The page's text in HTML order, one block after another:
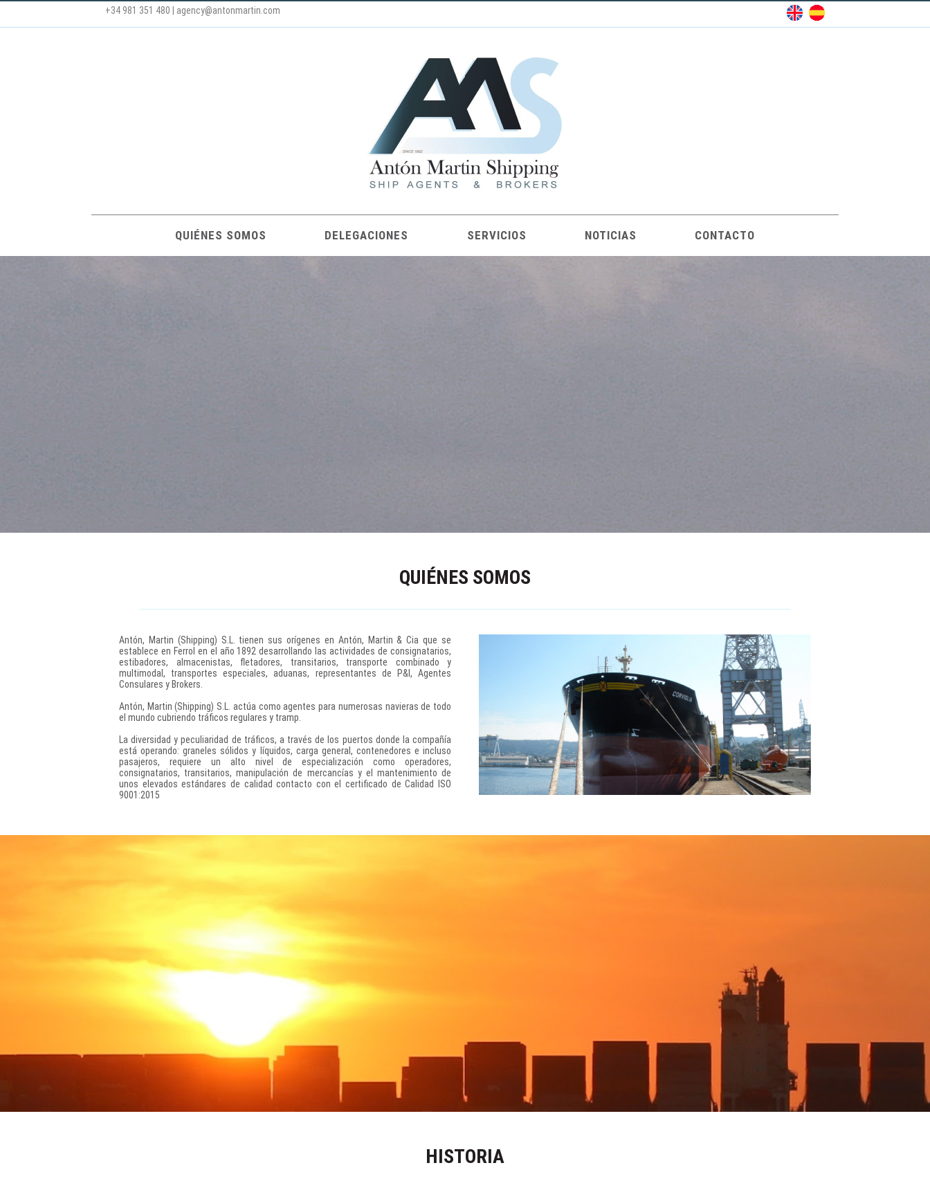
+34 981 351 480 agency@antonmartin.com
QUIÉNES SOMOS DELEGACIONES SERVICIOS NOTICIAS CONTACTO
QUIÉNES SOMOS
Antón, Martin (Shipping) S.L. tienen sus orígenes en Antón, Martin & Cia que se
establece en Ferrol en el año 1892 desarrollando las actividades de consignatarios,
estibadores, almacenistas, fletadores, transitarios, transporte combinado y
multimodal, transportes especiales, aduanas, representantes de P&I, Agentes
Consulares y Brokers.
Antón, Martin (Shipping) S.L. actúa como agentes para numerosas navieras de todo
el mundo cubriendo tráficos regulares y tramp.
La diversidad y peculiaridad de tráficos, a través de los puertos donde la compañía
está operando: graneles sólidos y líquidos, carga general, contenedores e incluso
pasajeros, requiere un alto nivel de especialización como operadores,
consignatarios, transitarios, manipulación de mercancías y el mantenimiento de
unos elevados estándares de calidad contacto con el certificado de Calidad ISO
9001:2015
HISTORIA